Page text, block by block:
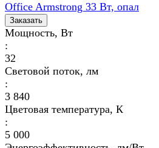
Office Armstrong 33 Вт, опал
Заказать
Мощность, Вт
:
32
Световой поток, лм
:
3 840
Цветовая температура, К
:
5 000